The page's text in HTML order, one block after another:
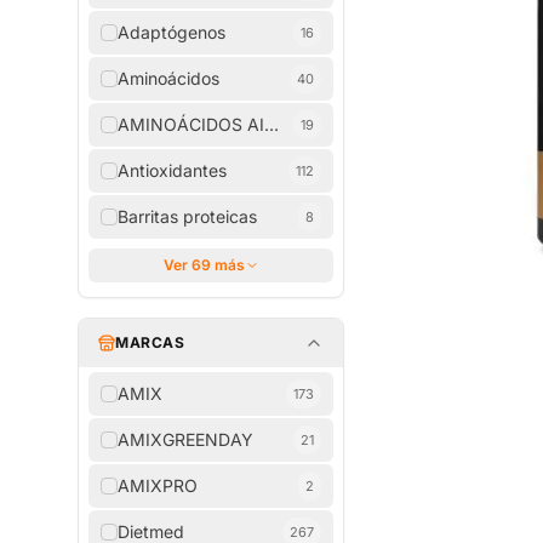
Adaptógenos 16
Aminoácidos 40
AMINOÁCIDOS AISLADOS
19
Antioxidantes 112
Barritas proteicas 8
Ver 69 más
MARCAS
AMIX 173
AMIXGREENDAY 21
AMIXPRO 2
Dietmed 267